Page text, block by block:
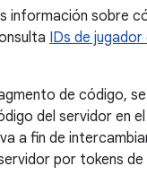
información sobre
IDs de jugador
de código,
del servidor en el
a fin de
por tokens